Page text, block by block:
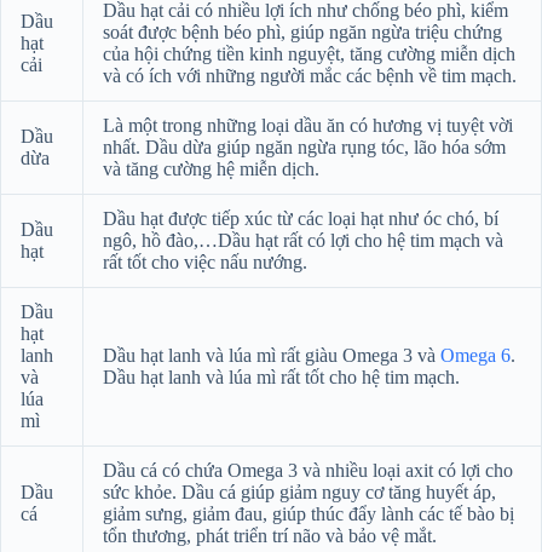
Dầu
hạt
cải
Dầu hạt cải có nhiều lợi ích như chống béo phì, kiểm
soát được bệnh béo phì, giúp ngăn ngừa triệu chứng
của hội chứng tiền kinh nguyệt, tăng cường miễn dịch
và có ích với những người mắc các bệnh về tim mạch.
Dầu
dừa
Là một trong những loại dầu ăn có hương vị tuyệt vời
nhất. Dầu dừa giúp ngăn ngừa rụng tóc, lão hóa sớm
và tăng cường hệ miễn dịch.
Dầu
hạt
Dầu hạt được tiếp xúc từ các loại hạt như óc chó, bí
ngô, hồ đào,…Dầu hạt rất có lợi cho hệ tim mạch và
rất tốt cho việc nấu nướng.
Dầu
hạt
lanh
và
lúa
mì
Dầu hạt lanh và lúa mì rất giàu Omega 3 và Omega 6.
Dầu hạt lanh và lúa mì rất tốt cho hệ tim mạch.
Dầu
cá
Dầu cá có chứa Omega 3 và nhiều loại axit có lợi cho
sức khỏe. Dầu cá giúp giảm nguy cơ tăng huyết áp,
giảm sưng, giảm đau, giúp thúc đẩy lành các tế bào bị
tổn thương, phát triển trí não và bảo vệ mắt.